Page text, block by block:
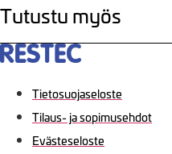
Tutustu myös
Tietosuojaseloste
Tilaus- ja sopimusehdot
Evästeseloste